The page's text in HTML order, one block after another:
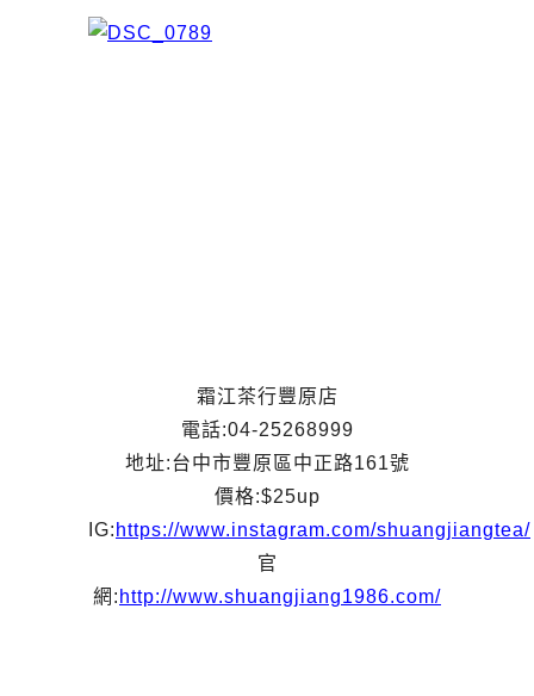
霜江茶行豐原店
電話:04-25268999
地址:台中市豐原區中正路161號
價格:$25up
IG: https://www.instagram.com/shuangjiangtea/
官
網: http://www.shuangjiang1986.com/